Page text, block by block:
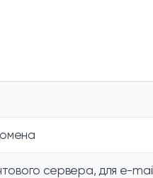
сервера, для e-mail